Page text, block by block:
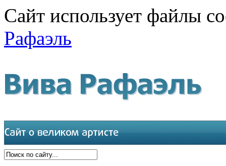
Сайт использует файлы
Рафаэль